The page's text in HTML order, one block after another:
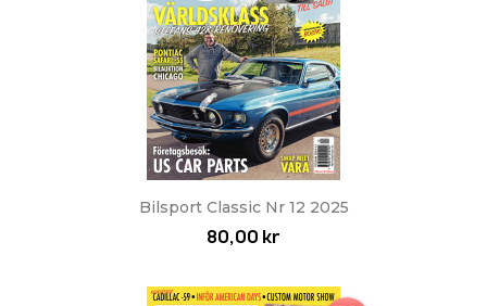
Bilsport Classic Nr 12 2025
80,00 kr